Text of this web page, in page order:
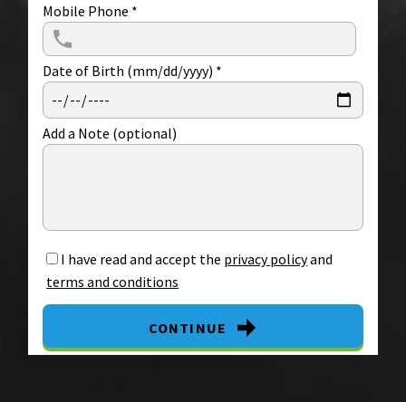
Mobile Phone *
Date of Birth (mm/dd/yyyy) *
Add a Note (optional)
I have read and accept the privacy policyand
terms and conditions
CONTINUE